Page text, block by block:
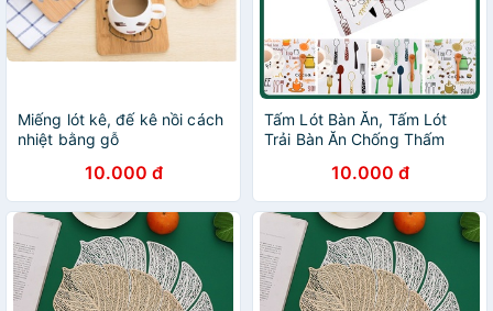
Miếng lót kê, đế kê nồi cách
nhiệt bằng gỗ
10.000 đ
Tấm Lót Bàn Ăn, Tấm Lót
Trải Bàn Ăn Chống Thấm
Nhiều Họa Tiết
10.000 đ